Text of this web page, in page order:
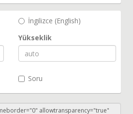
İngilizce (English)
Yükseklik
Soru